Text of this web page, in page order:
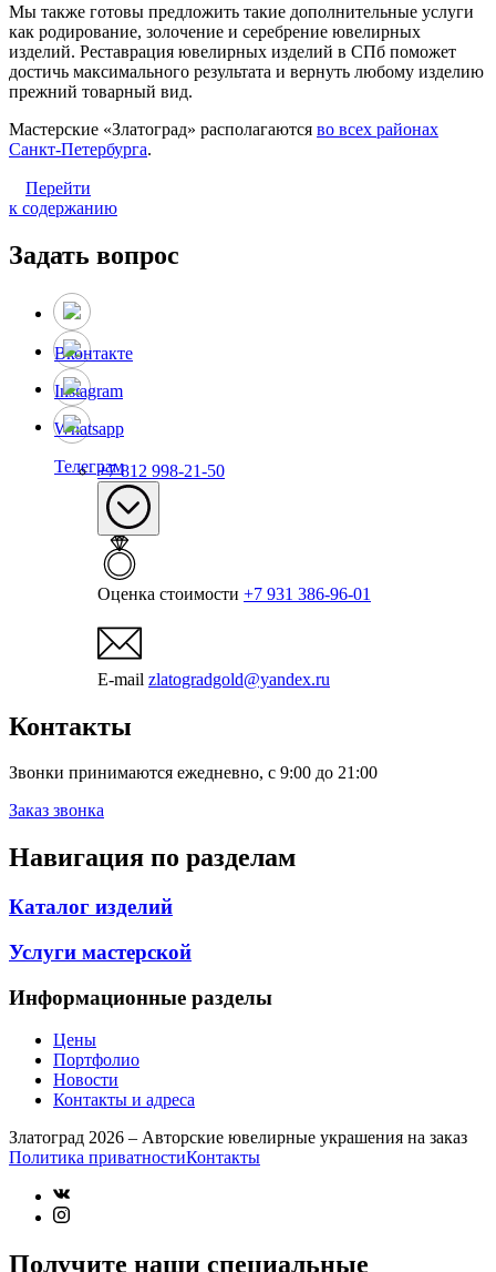
Мы также готовы предложить такие дополнительные услуги
как родирование, золочение и серебрение ювелирных
изделий. Реставрация ювелирных изделий в СПб поможет
достичь максимального результата и вернуть любому изделию
прежний товарный вид.
Мастерские «Златоград» располагаются во всех районах
Санкт-Петербурга.
Перейти
к содержанию
Задать вопрос
Вконтакте
Instagram
Whatsapp
Телеграм+7 812 998-21-50
Оценка стоимости +7 931 386-96-01
E-mail zlatogradgold@yandex.ru
Контакты
Звонки принимаются ежедневно, с 9:00 до 21:00
Заказ звонка
Навигация по разделам
Каталог изделий
Услуги мастерской
Информационные разделы
Цены
Портфолио
Новости
Контакты и адреса
Златоград 2026 – Авторские ювелирные украшения на заказ
Политика приватностиКонтакты
Получите наши специальные